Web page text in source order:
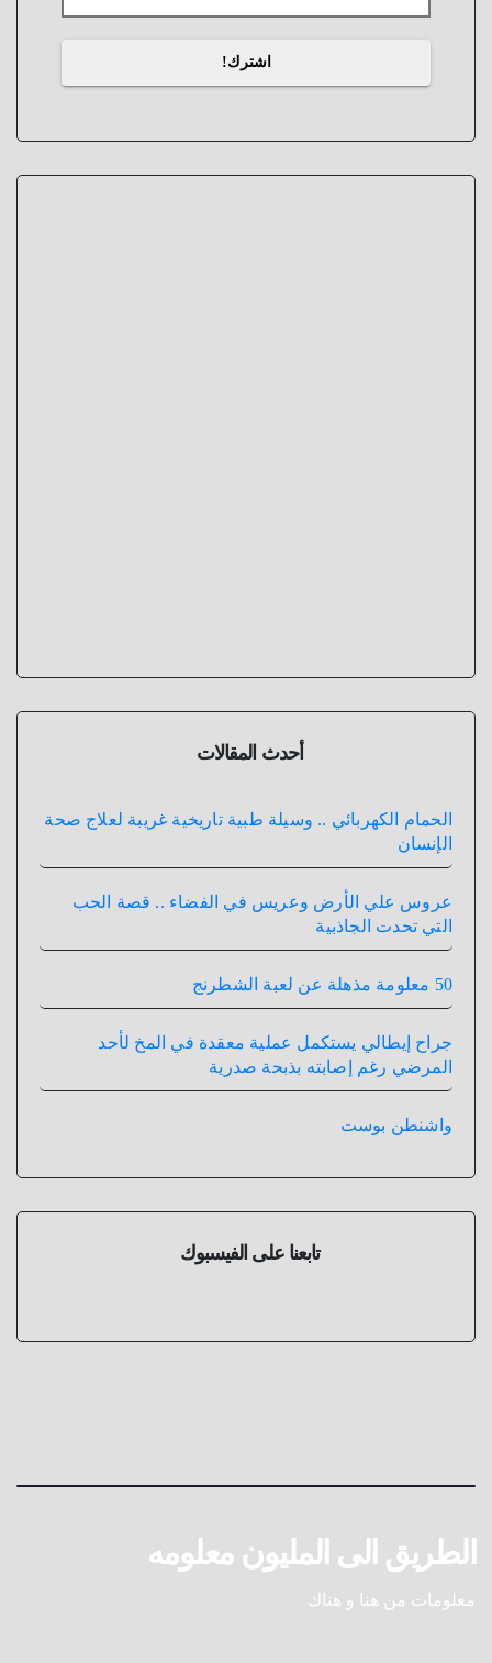
أحدث المقالات
الحمام الكهربائي .. وسيلة طبية تاريخية غريبة لعلاج صحة
الإنسان
عروس علي الأرض وعريس في الفضاء .. قصة الحب
التي تحدت الجاذبية
50 معلومة مذهلة عن لعبة الشطرنج
جراح إيطالي يستكمل عملية معقدة في المخ لأحد
المرضي رغم إصابته بذبحة صدرية
واشنطن بوست
تابعنا على الفيسبوك
الطريق الى المليون معلومه
معلومات من هنا و هناك